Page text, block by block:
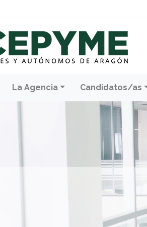
La Agencia Candidatos/as